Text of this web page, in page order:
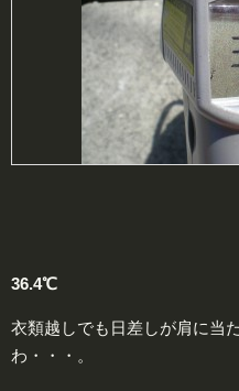
36.4℃
衣類越しでも日差しが肩に当
わ・・・。